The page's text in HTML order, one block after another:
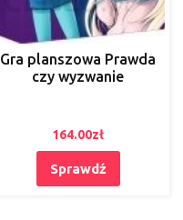
Gra planszowa Prawda
czy wyzwanie
164.00zł
Sprawdź